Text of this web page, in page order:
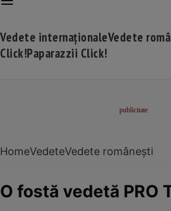
Vedete internaționaleVedete
Click!Paparazzii Click!
HomeVedeteVedete românești
O fostă vedetă